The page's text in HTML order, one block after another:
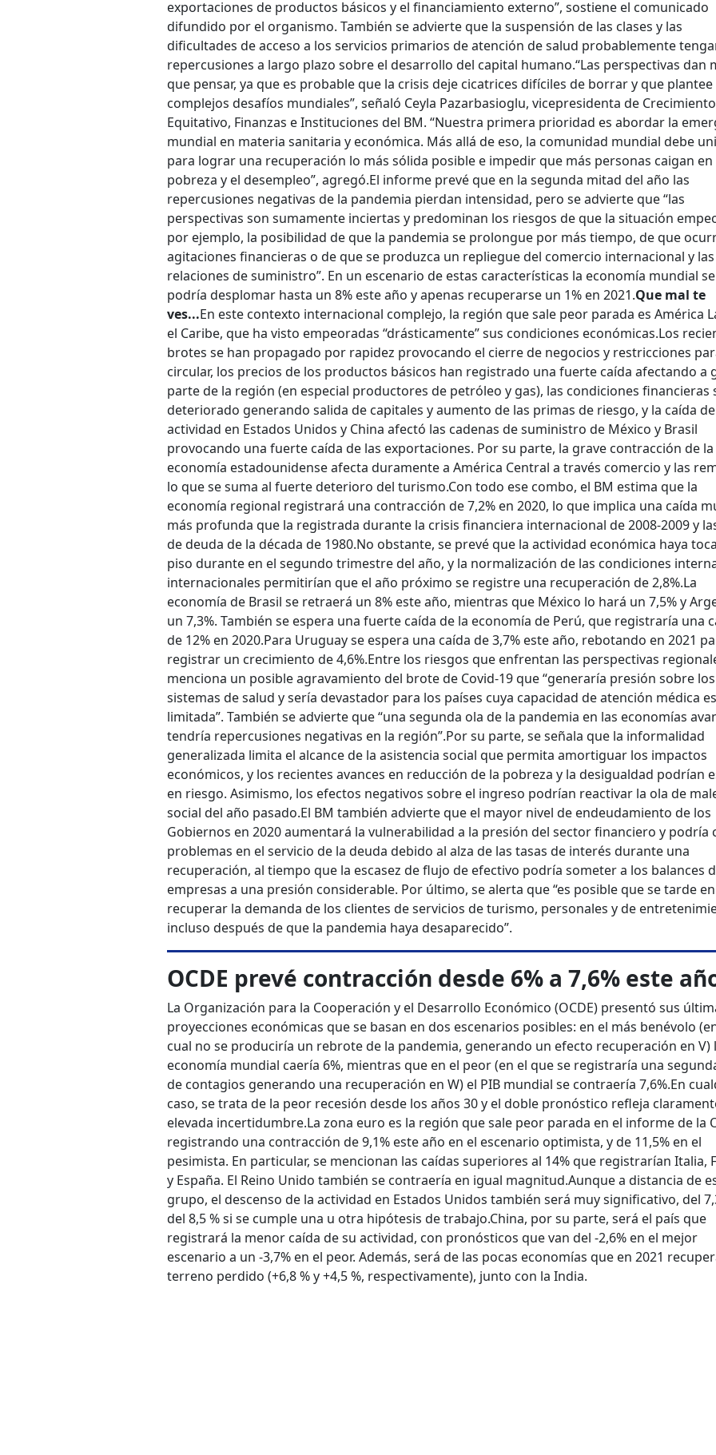
exportaciones de productos básicos y el financiamiento externo”, sostiene el comunicado
difundido por el organismo. También se advierte que la suspensión de las clases y las
dificultades de acceso a los servicios primarios de atención de salud probablemente
repercusiones a largo plazo sobre el desarrollo del capital humano.“Las perspectivas dan
que pensar, ya que es probable que la crisis deje cicatrices difíciles de borrar y que plantee
complejos desafíos mundiales”, señaló Ceyla Pazarbasioglu, vicepresidenta de Crecimiento
Equitativo, Finanzas e Instituciones del BM. “Nuestra primera prioridad es abordar la
mundial en materia sanitaria y económica. Más allá de eso, la comunidad mundial debe
para lograr una recuperación lo más sólida posible e impedir que más personas caigan en
pobreza y el desempleo”, agregó.El informe prevé que en la segunda mitad del año las
repercusiones negativas de la pandemia pierdan intensidad, pero se advierte que “las
perspectivas son sumamente inciertas y predominan los riesgos de que la situación
por ejemplo, la posibilidad de que la pandemia se prolongue por más tiempo, de que
agitaciones financieras o de que se produzca un repliegue del comercio internacional y las
relaciones de suministro”. En un escenario de estas características la economía mundial se
podría desplomar hasta un 8% este año y apenas recuperarse un 1% en 2021.Que mal te
ves...En este contexto internacional complejo, la región que sale peor parada es América
el Caribe, que ha visto empeoradas “drásticamente” sus condiciones económicas.Los
brotes se han propagado por rapidez provocando el cierre de negocios y restricciones
circular, los precios de los productos básicos han registrado una fuerte caída afectando a
parte de la región (en especial productores de petróleo y gas), las condiciones financieras
deteriorado generando salida de capitales y aumento de las primas de riesgo, y la caída
actividad en Estados Unidos y China afectó las cadenas de suministro de México y Brasil
provocando una fuerte caída de las exportaciones. Por su parte, la grave contracción de la
economía estadounidense afecta duramente a América Central a través comercio y las
lo que se suma al fuerte deterioro del turismo.Con todo ese combo, el BM estima que la
economía regional registrará una contracción de 7,2% en 2020, lo que implica una caída
más profunda que la registrada durante la crisis financiera internacional de 2008-2009 y
de deuda de la década de 1980.No obstante, se prevé que la actividad económica haya
piso durante en el segundo trimestre del año, y la normalización de las condiciones
internacionales permitirían que el año próximo se registre una recuperación de 2,8%.La
economía de Brasil se retraerá un 8% este año, mientras que México lo hará un 7,5% y
un 7,3%. También se espera una fuerte caída de la economía de Perú, que registraría una
de 12% en 2020.Para Uruguay se espera una caída de 3,7% este año, rebotando en 2021
registrar un crecimiento de 4,6%.Entre los riesgos que enfrentan las perspectivas
menciona un posible agravamiento del brote de Covid-19 que “generaría presión sobre los
sistemas de salud y sería devastador para los países cuya capacidad de atención médica es
limitada”. También se advierte que “una segunda ola de la pandemia en las economías
tendría repercusiones negativas en la región”.Por su parte, se señala que la informalidad
generalizada limita el alcance de la asistencia social que permita amortiguar los impactos
económicos, y los recientes avances en reducción de la pobreza y la desigualdad podrían
en riesgo. Asimismo, los efectos negativos sobre el ingreso podrían reactivar la ola de
social del año pasado.El BM también advierte que el mayor nivel de endeudamiento de los
Gobiernos en 2020 aumentará la vulnerabilidad a la presión del sector financiero y podría
problemas en el servicio de la deuda debido al alza de las tasas de interés durante una
recuperación, al tiempo que la escasez de flujo de efectivo podría someter a los balances
empresas a una presión considerable. Por último, se alerta que “es posible que se tarde en
recuperar la demanda de los clientes de servicios de turismo, personales y de
incluso después de que la pandemia haya desaparecido”.
OCDE prevé contracción desde 6% a 7,6% este
La Organización para la Cooperación y el Desarrollo Económico (OCDE) presentó sus
proyecciones económicas que se basan en dos escenarios posibles: en el más benévolo
cual no se produciría un rebrote de la pandemia, generando un efecto recuperación en V)
economía mundial caería 6%, mientras que en el peor (en el que se registraría una
de contagios generando una recuperación en W) el PIB mundial se contraería 7,6%.En
caso, se trata de la peor recesión desde los años 30 y el doble pronóstico refleja
elevada incertidumbre.La zona euro es la región que sale peor parada en el informe de la
registrando una contracción de 9,1% este año en el escenario optimista, y de 11,5% en el
pesimista. En particular, se mencionan las caídas superiores al 14% que registrarían Italia,
y España. El Reino Unido también se contraería en igual magnitud.Aunque a distancia de
grupo, el descenso de la actividad en Estados Unidos también será muy significativo, del
del 8,5 % si se cumple una u otra hipótesis de trabajo.China, por su parte, será el país que
registrará la menor caída de su actividad, con pronósticos que van del -2,6% en el mejor
escenario a un -3,7% en el peor. Además, será de las pocas economías que en 2021
terreno perdido (+6,8 % y +4,5 %, respectivamente), junto con la India.